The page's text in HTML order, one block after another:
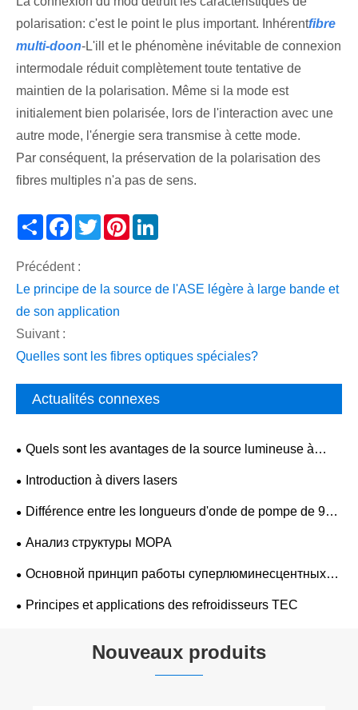
polarisation: c'est le point le plus important. Inhérentfibre
multi-doon-L'ill et le phénomène inévitable de connexion
intermodale réduit complètement toute tentative de
maintien de la polarisation. Même si la mode est
initialement bien polarisée, lors de l'interaction avec une
autre mode, l'énergie sera transmise à cette mode.
Par conséquent, la préservation de la polarisation des
fibres multiples n'a pas de sens.
Share Facebook
TwitterPinterest
Précédent :
Le principe de la source de l'ASE légère à large bande et
de son application
Suivant :
Quelles sont les fibres optiques spéciales?
Actualités connexes
Quels sont les avantages de la source lumineuse à
large bande ASE par rapport aux sources
Introduction à divers lasers
Différence entre les longueurs d'onde de pompe de 980
nm et 1 480 nm
Анализ структуры MOPA
Основной принцип работы суперлюминесцентных
полупроводниковых светодиодных лазеров
Principes et applications des refroidisseurs TEC
Nouveaux produits